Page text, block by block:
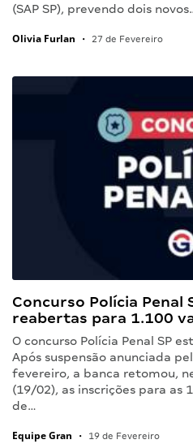
(SAP SP), prevendo dois
Olivia Furlan • 27 de Fevereiro
Concurso Polícia Penal
reabertas para 1.100
O concurso Polícia Penal SP
Após suspensão anunciada
fevereiro, a banca retomou,
(19/02), as inscrições para as
de…
Equipe Gran • 19 de Fevereiro